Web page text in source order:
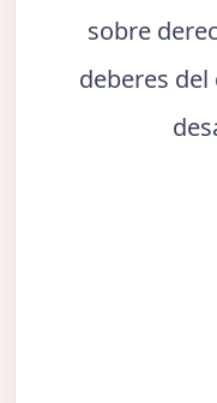
sobre
deberes